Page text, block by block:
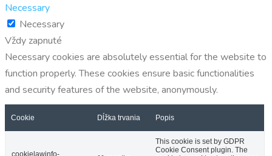
Necessary
Necessary
Vždy zapnuté
Necessary cookies are absolutely essential for the website to
function properly. These cookies ensure basic functionalities
and security features of the website, anonymously.
Cookie Dĺžka trvania Popis
cookielawinfo-
This cookie is set by GDPR
Cookie Consent plugin. The